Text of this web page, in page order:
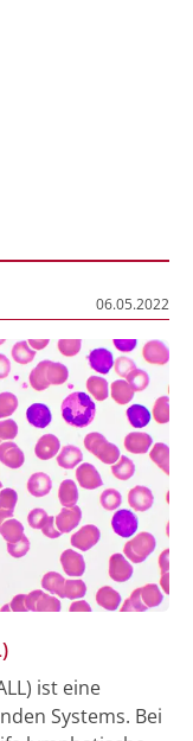
06.05.2022
ist eine
Systems. Bei